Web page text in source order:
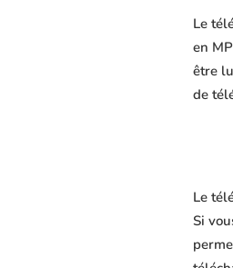
Le
en
être
de
Le
Si